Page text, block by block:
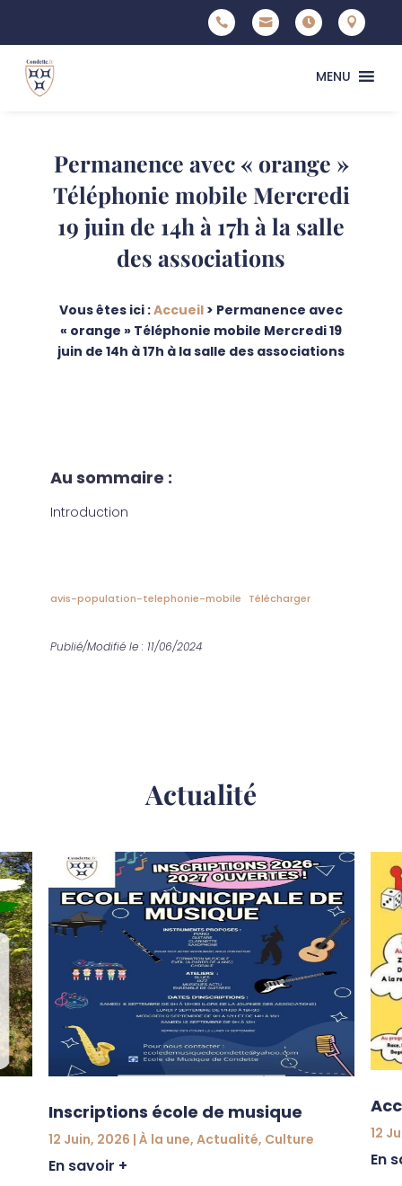




MENU
Permanence avec « orange »
Téléphonie mobile Mercredi
19 juin de 14h à 17h à la salle
des associations
Vous êtes ici :Accueil > Permanence avec
« orange » Téléphonie mobile Mercredi 19
juin de 14h à 17h à la salle des associations
Au sommaire :
Introduction
avis-population-telephonie-mobile Télécharger
Publié/Modifié le : 11/06/2024
Actualité
Inscriptions école de musique
12 Juin, 2026 | À la une, Actualité, Culture
En savoir +
12
En